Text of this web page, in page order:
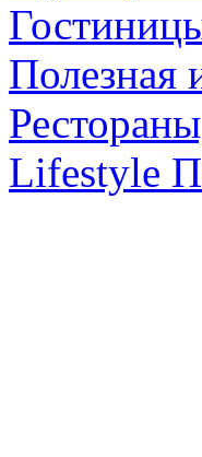
Полезная
Lifestyle